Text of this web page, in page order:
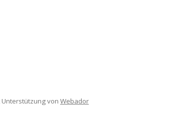
Unterstützung von Webador